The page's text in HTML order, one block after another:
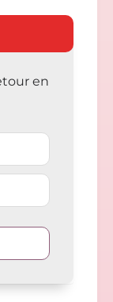
en